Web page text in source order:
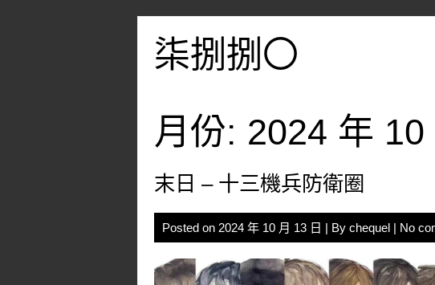
柒捌捌〇
月份: 2024 年 10
末日 – 十三機兵防衛圈
Posted on 2024 年 10 月 13 日 | By chequel | No